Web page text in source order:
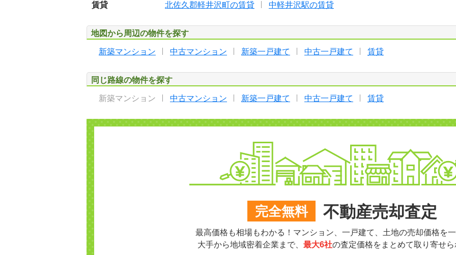
賃貸
北佐久郡軽井沢町の賃貸 中軽井沢駅の賃貸
地図から周辺の物件を探す
新築マンション 中古マンション 新築一戸建て 中古一戸建て 賃貸
同じ路線の物件を探す
新築マンション 中古マンション 新築一戸建て 中古一戸建て 賃貸
完全無料 不動産売却査定
最高価格も相場もわかる！マンション、一戸建て、土地の売却価格を一
大手から地域密着企業まで、 最大6社の査定価格をまとめて取り寄せら